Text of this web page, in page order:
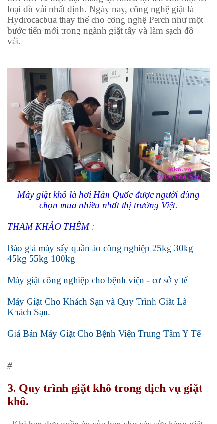
loại đồ vải nhất định. Ngày nay, công nghệ giặt là
Hydrocacbua thay thế cho công nghệ Perch như một
bước tiến mới trong ngành giặt tẩy và làm sạch đồ
vải.
Máy giặt khô là hơi Hàn Quốc được người dùng
chọn mua nhiều nhất thị trường Việt.
THAM KHẢO THÊM :
Báo giá máy sấy quần áo công nghiệp 25kg 30kg
45kg 55kg 100kg
Máy giặt công nghiệp cho bệnh viện - cơ sở y tế
Máy Giặt Cho Khách Sạn và Quy Trình Giặt Là
Khách Sạn.
Giá Bán Máy Giặt Cho Bệnh Viện Trung Tâm Y Tế
#
3. Quy trình giặt khô trong dịch vụ giặt
khô.